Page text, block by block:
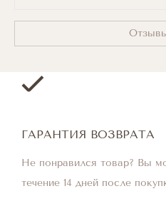
ГАРАНТИЯ ВОЗВРАТА
Не понравился товар? Вы
течение 14 дней после